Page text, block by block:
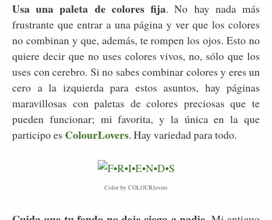
Usa una paleta de colores fija. No hay nada más
frustrante que entrar a una página y ver que los colores
no combinan y que, además, te rompen los ojos. Esto no
quiere decir que no uses colores vivos, no, sólo que los
uses con cerebro. Si no sabes combinar colores y eres un
cero a la izquierda para estos asuntos, hay páginas
maravillosas con paletas de colores preciosas que te
pueden funcionar; mi favorita, y la única en la que
participo es ColourLovers. Hay variedad para todo.
Colorby COLOURlovers